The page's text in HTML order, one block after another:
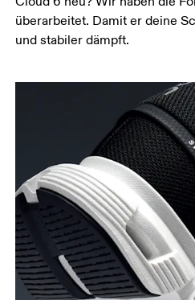
überarbeitet. Damit er deine
und stabiler dämpft.